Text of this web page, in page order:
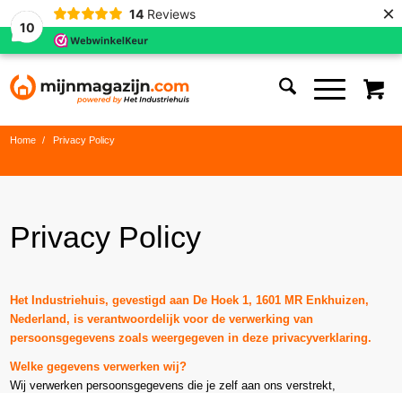
10
14 Reviews ×
Home / Privacy Policy
Privacy Policy
Het Industriehuis, gevestigd aan De Hoek 1, 1601 MR Enkhuizen,
Nederland, is verantwoordelijk voor de verwerking van
persoonsgegevens zoals weergegeven in deze privacyverklaring.
Welke gegevens verwerken wij?
Wij verwerken persoonsgegevens die je zelf aan ons verstrekt,